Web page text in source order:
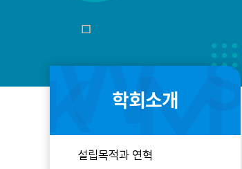
현임원
학회소개
설립목적과 연혁